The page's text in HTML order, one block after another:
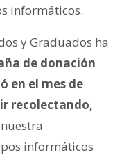
informáticos.
y Graduados ha
de donación
en el mes de
recolectando,
informáticos